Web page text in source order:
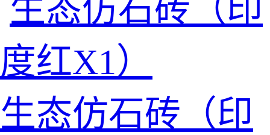
生态仿石砖（印